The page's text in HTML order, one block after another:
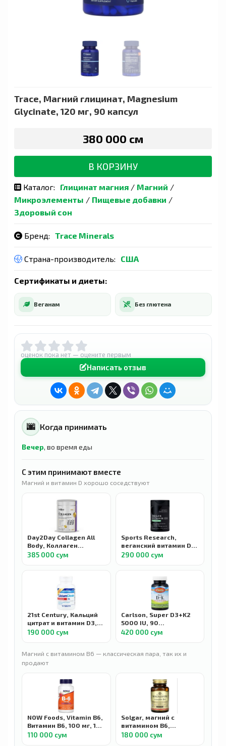
Trace, Магний глицинат, Magnesium
Glycinate, 120 мг, 90 капсул
380 000 сӯм
В КОРЗИНУ
Каталог: Глицинат магния / Магний /
Микроэлементы / Пищевые добавки /
Здоровый сон
Бренд: Trace Minerals
Страна-производитель: США
Сертификаты и диеты:
Веганам Без глютена
оценок пока нет — оцените первым
Написать отзыв
🌆 Когда принимать
Вечер, во время еды
С этим принимают вместе
Магний и витамин D хорошо соседствуют
Day2Day Collagen All
Body, Коллаген
пептиды тип 1-2-3 с D3
и K2, 300 г
385 000 сум
Sports Research,
веганский витамин D3,
125 мкг (5000 МЕ), 60
растительных капсул
290 000 сум
21st Century, Кальций
цитрат и витамин D3,
максимальная
эффективность, 75
190 000 сум
Carlson, Super D3+K2
5000 IU, 90
вегетарианских капсул
420 000 сум
Магний с витамином B6 — классическая пара, так их и
продают
NOW Foods, Vitamin B6,
Витамин B6, 100 мг, 100
капсул
110 000 сум
Solgar, магний с
витамином B6,
magnesium with
vitamin B6, 100
180 000 сум